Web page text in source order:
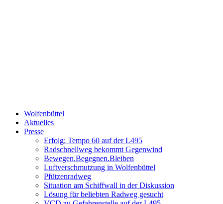
Wolfenbüttel
Aktuelles
Presse
Erfolg: Tempo 60 auf der L495
Radschnellweg bekommt Gegenwind
Bewegen.Begegnen.Bleiben
Luftverschmutzung in Wolfenbüttel
Pfützenradweg
Situation am Schiffwall in der Diskussion
Lösung für beliebten Radweg gesucht